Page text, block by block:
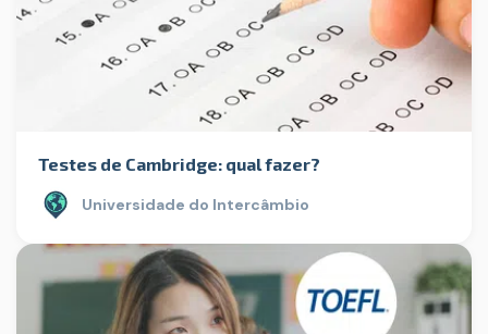
Testes de Cambridge: qual fazer?
Universidade do Intercâmbio